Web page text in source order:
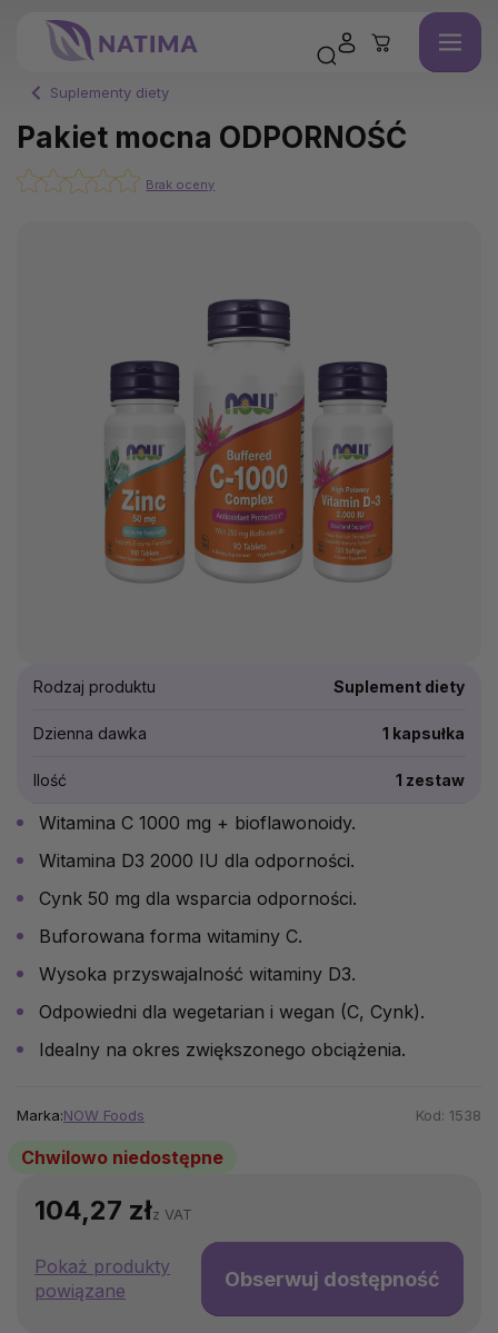
Suplementy diety
Pakiet mocna ODPORNOŚĆ
Brak oceny
104,27 złz VAT
Pokaż produkty
powiązane
Obserwuj dostępność
Witamina C 1000 mg + bioflawonoidy.
Witamina D3 2000 IU dla odporności.
Cynk 50 mg dla wsparcia odporności.
Buforowana forma witaminy C.
Wysoka przyswajalność witaminy D3.
Odpowiedni dla wegetarian i wegan (C, Cynk).
Idealny na okres zwiększonego obciążenia.
Marka:NOW Foods Kod: 1538
Rodzaj produktu Suplement diety
Dzienna dawka 1 kapsułka
Ilość 1 zestaw
Chwilowo niedostępne